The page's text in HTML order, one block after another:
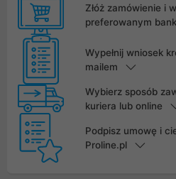
Złóż zamówienie i
preferowanym
Wypełnij wniosek
mailem
Wybierz sposób
kuriera lub online
Podpisz umowę i
Proline.pl